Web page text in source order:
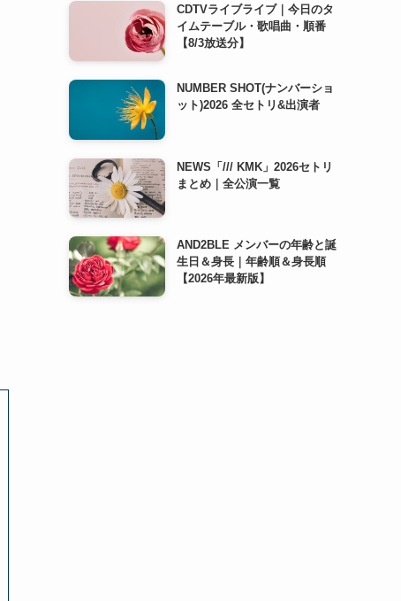
CDTVライブライブ｜今日のタ
イムテーブル・歌唱曲・順番
【8/3放送分】
NUMBER SHOT(ナンバーショ
ット)2026 全セトリ&出演者
NEWS「/// KMK」2026セトリ
まとめ｜全公演一覧
AND2BLE メンバーの年齢と誕
生日＆身長｜年齢順＆身長順
【2026年最新版】